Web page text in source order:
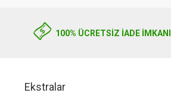
100% ÜCRETSİZ İADE İMKANI
Ekstralar